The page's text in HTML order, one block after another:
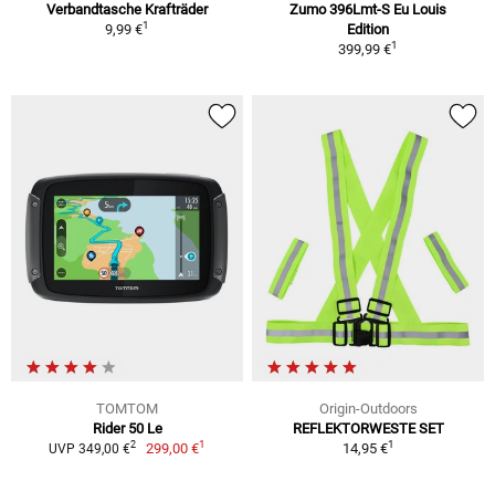
Verbandtasche Krafträder
9,99 €1
Zumo 396Lmt-S Eu Louis
Edition
399,99 €1
TOMTOM
Rider 50 Le
UVP 349,00 €2 299,00 €1
Origin-Outdoors
REFLEKTORWESTE SET
14,95 €1